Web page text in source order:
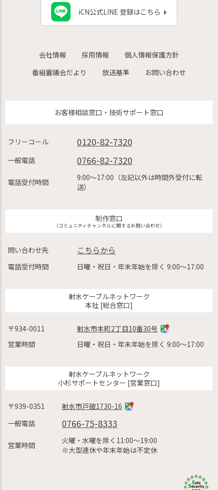
iCN公式LINE 登録はこちら
会社情報 採用情報
個人情報保護方針
番組審議会だより
放送基準 お問い合わせ
お客様相談窓口・技術サポート窓口
フリーコール 0120-82-7320
一般電話 0766-82-7320
電話受付時間
9:00〜17:00（左記以外は時間外受付に転
送）
制作窓口
（コミュニティチャンネルに関するお問い合わせ）
問い合わせ先 こちらから
電話受付時間 日曜・祝日・年末年始を除く 9:00〜17:00
射水ケーブルネットワーク
本社 [総合窓口]
〒934-0011
射水市本町2丁目10番30号
営業時間
日曜・祝日・年末年始を除く 9:00〜17:00
射水ケーブルネットワーク
小杉サポートセンター [営業窓口]
〒939-0351
射水市戸破1730-16
一般電話
0766-75-8333
営業時間
火曜・水曜を除く11:00〜19:00
※大型連休や年末年始は不定休